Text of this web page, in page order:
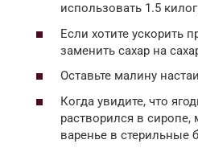
использовать 1.5
Если хотите ускорить
заменить сахар на
Оставьте малину
Когда увидите, что
растворился в
варенье в стерильные